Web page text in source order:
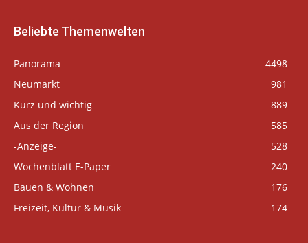
Beliebte Themenwelten
Panorama
4498
Neumarkt
981
Kurz und wichtig
889
Aus der Region
585
-Anzeige-
528
Wochenblatt E-Paper
240
Bauen & Wohnen
176
Freizeit, Kultur & Musik
174